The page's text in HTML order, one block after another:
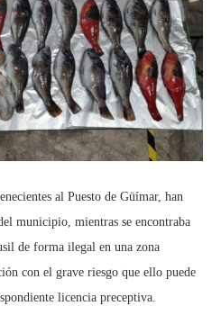
al Puesto de Güímar, han
municipio, mientras se encontraba
de forma ilegal en una zona
con el grave riesgo que ello puede
licencia preceptiva.